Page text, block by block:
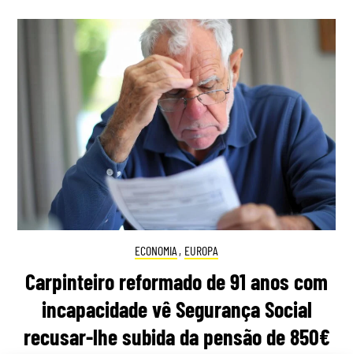
ECONOMIA , EUROPA
Carpinteiro reformado de 91 anos com
incapacidade vê Segurança Social
recusar-lhe subida da pensão de 850€